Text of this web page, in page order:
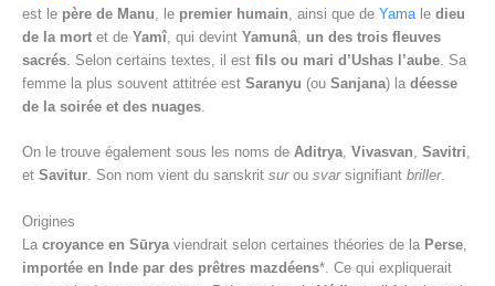
est le père de Manu , le premier humain , ainsi que de Yama le dieu
de la mort et de Yamî , qui devint Yamunâ un des trois fleuves
sacrés . Selon certains textes, il est fils ou mari d’Ushas l’aube . Sa
femme la plus souvent attitrée est Saranyu (ou Sanjana) la déesse
de la soirée et des nuages
On le trouve également sous les noms de Aditrya, Vivasvan, Savitri,
et Savitur. Son nom vient du sanskrit surou svarsignifiant briller.
Origines
La croyance en Sūrya viendrait selon certaines théories de la Perse
importée en Inde par des prêtres mazdéens*. Ce qui expliquerait